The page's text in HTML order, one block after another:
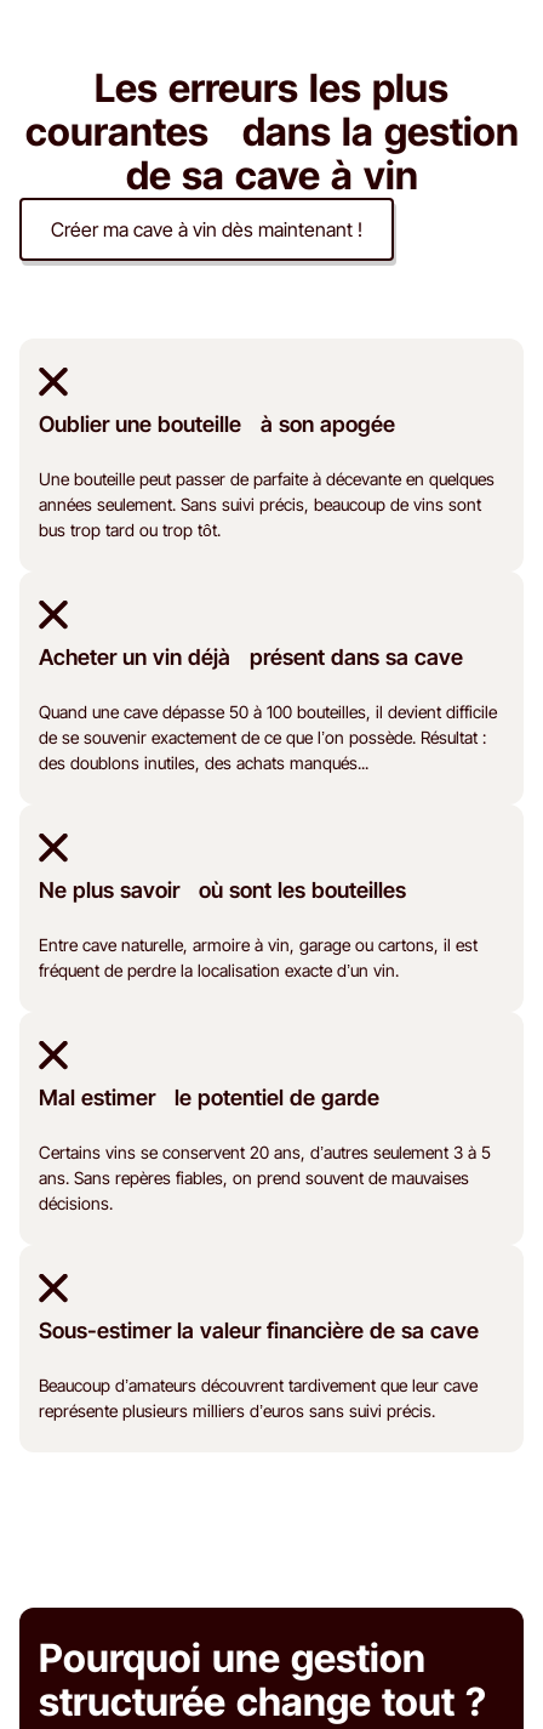
Les erreurs les plus
courantes dans la gestion
de sa cave à vin
Créer ma cave à vin dès maintenant !
Oublier une bouteille à son apogée
Une bouteille peut passer de parfaite à décevante en quelques
années seulement. Sans suivi précis, beaucoup de vins sont
bus trop tard ou trop tôt.
Acheter un vin déjà présent dans sa cave
Quand une cave dépasse 50 à 100 bouteilles, il devient difficile
de se souvenir exactement de ce que l’on possède. Résultat :
des doublons inutiles, des achats manqués...
Ne plus savoir où sont les bouteilles
Entre cave naturelle, armoire à vin, garage ou cartons, il est
fréquent de perdre la localisation exacte d’un vin.
Mal estimer le potentiel de garde
Certains vins se conservent 20 ans, d’autres seulement 3 à 5
ans. Sans repères fiables, on prend souvent de mauvaises
décisions.
Sous-estimer la valeur financière de sa cave
Beaucoup d’amateurs découvrent tardivement que leur cave
représente plusieurs milliers d’euros sans suivi précis.
Pourquoi une gestion
structurée change tout ?